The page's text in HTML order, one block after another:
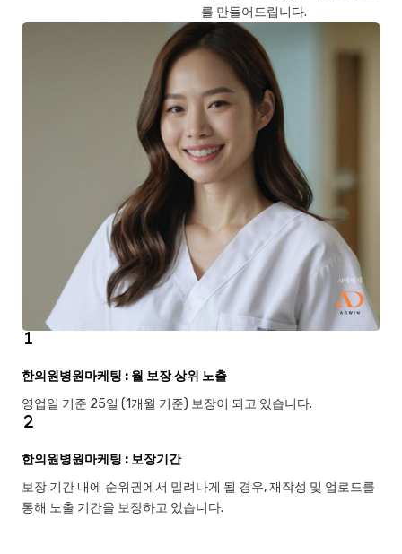
를 만들어드립니다.
한의원병원마케팅 : 월 보장 상위 노출
영업일 기준 25일 (1개월 기준) 보장이 되고 있습니다.
한의원병원마케팅 : 보장기간
보장 기간 내에 순위권에서 밀려나게 될 경우, 재작성 및 업로드를
통해 노출 기간을 보장하고 있습니다.